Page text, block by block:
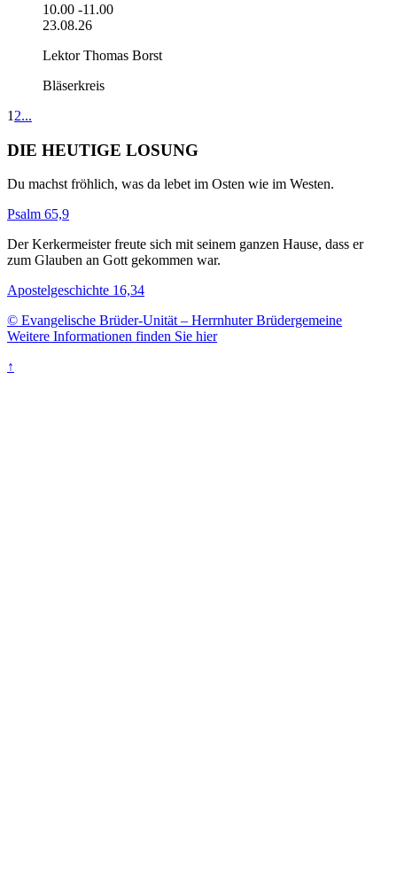
10.00 -11.00
23.08.26
Lektor Thomas Borst
Bläserkreis
1 2...
DIE HEUTIGE LOSUNG
Du machst fröhlich, was da lebet im Osten wie im Westen.
Psalm 65,9
Der Kerkermeister freute sich mit seinem ganzen Hause, dass er
zum Glauben an Gott gekommen war.
Apostelgeschichte 16,34
© Evangelische Brüder-Unität – Herrnhuter Brüdergemeine
Weitere Informationen finden Sie hier
↑